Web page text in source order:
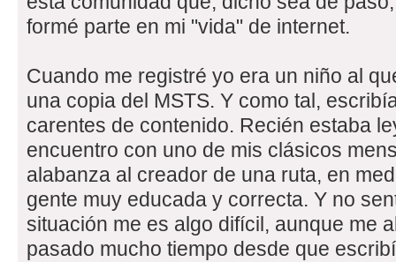
formé parte en mi "vida" de internet.
Cuando me registré yo era un niño al
una copia del MSTS. Y como tal,
carentes de contenido. Recién estaba
encuentro con uno de mis clásicos
alabanza al creador de una ruta, en
gente muy educada y correcta. Y no
situación me es algo difícil, aunque me
pasado mucho tiempo desde que